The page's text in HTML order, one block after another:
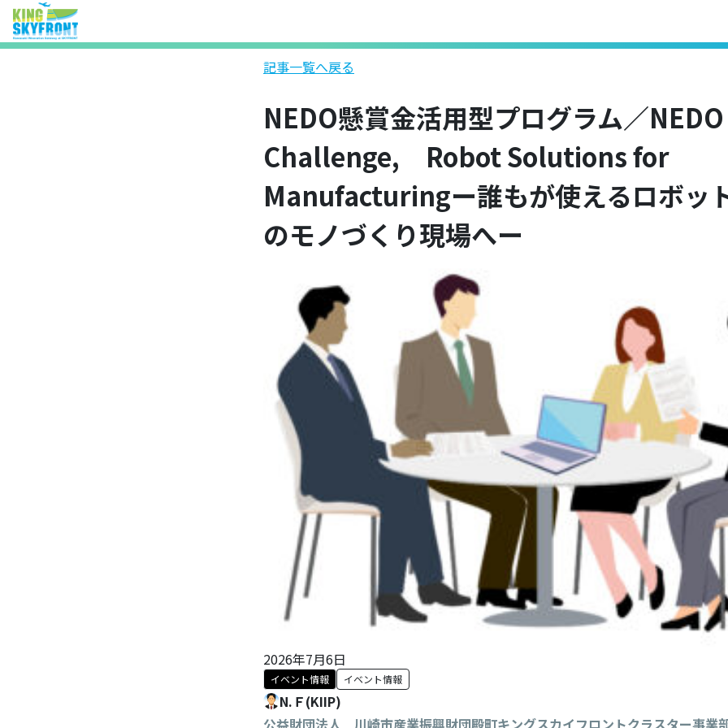
記事一覧へ戻る
NEDO懸賞金活用型プログラム／NEDO
Challenge, Robot Solutions for
Manufacturingー誰もが使えるロボッ
のモノづくり現場へー
2026年7月6日
イベント情報 イベント情報
N.Ｆ(KIIP)
公益財団法人 川崎市産業振興財団殿町キングスカイフロントクラスター事業